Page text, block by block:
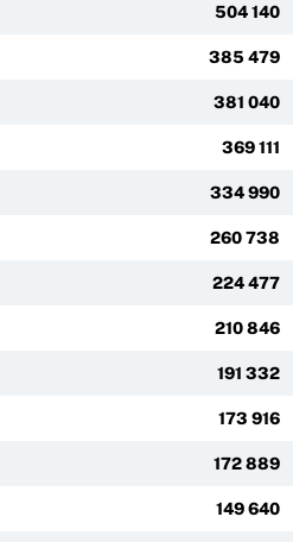
504 140
385 479
381 040
369 111
334 990
260 738
224 477
210 846
191 332
173 916
172 889
149 640